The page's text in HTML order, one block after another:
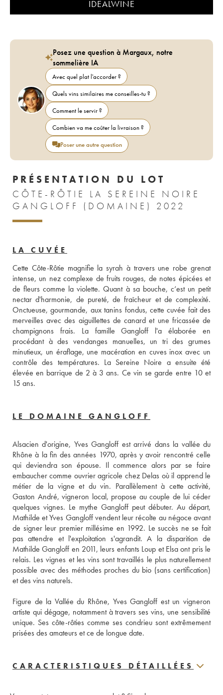
IDEALWINE
Posez une question à Margaux, notre
sommelière IA
Avec quel plat l'accorder ?
Quels vins similaires me conseilles-tu ?
Comment le servir ?
Combien va me coûter la livraison ?
Poser une autre question
PRÉSENTATION DU LOT
CÔTE-RÔTIE LA SEREINE NOIRE
GANGLOFF (DOMAINE) 2022
LA CUVÉE
Cette Côte-Rôtie magnifie la syrah à travers une robe grenat
intense, un nez complexe de fruits rouges, de notes épicées et
de fleurs comme la violette. Quant à sa bouche, c‘est un petit
nectar d'harmonie, de pureté, de fraîcheur et de complexité.
Onctueuse, gourmande, aux tanins fondus, cette cuvée fait des
merveilles avec des aiguillettes de canard et une fricassée de
champignons frais. La famille Gangloff l'a élaborée en
procédant à des vendanges manuelles, un tri des grumes
minutieux, un éraflage, une macération en cuves inox avec un
contrôle des températures. La Sereine Noire a ensuite été
élevée en barrique de 2 à 3 ans. Ce vin se garde entre 10 et
15 ans.
LE DOMAINE GANGLOFF
Alsacien d'origine, Yves Gangloff est arrivé dans la vallée du
Rhône à la fin des années 1970, après y avoir rencontré celle
qui deviendra son épouse. Il commence alors par se faire
embaucher comme ouvrier agricole chez Delas où il apprend le
métier de la vigne et du vin. Parallèlement à cette activité,
Gaston André, vigneron local, propose au couple de lui céder
quelques vignes. Le mythe Gangloff peut débuter. Au départ,
Mathilde et Yves Gangloff vendent leur récolte au négoce avant
de signer leur premier millésime en 1992. Le succès ne se fait
pas attendre et l'exploitation s'agrandit. A la disparition de
Mathilde Gangloff en 2011, leurs enfants Loup et Elsa ont pris le
relais. Les vignes et les vins sont travaillés le plus naturellement
possible avec des méthodes proches du bio (sans certification)
et des vins naturels.
Figure de la Vallée du Rhône, Yves Gangloff est un vigneron
artiste qui dégage, notamment à travers ses vins, une sensibilité
unique. Ses côte-rôties comme ses condrieu sont extrêmement
prisées des amateurs et ce de longue date.
CARACTERISTIQUES DÉTAILLÉES